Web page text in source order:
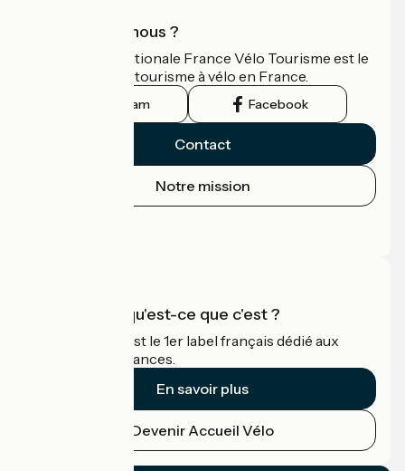
Qui sommes-nous ?
L'association nationale France Vélo Tourisme est le
guide officiel du tourisme à vélo en France.
Instagram Facebook
Contact
Notre mission
Accueil Vélo qu'est-ce que c'est ?
Accueil Vélo c'est le 1er label français dédié aux
cyclistes en vacances.
En savoir plus
Devenir Accueil Vélo